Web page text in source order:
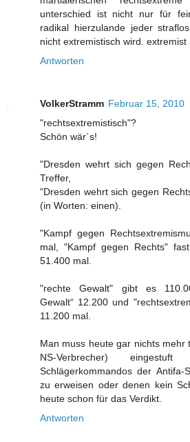
unterschied ist nicht nur für
radikal hierzulande jeder
nicht extremistisch wird. extremist
Antworten
VolkerStramm Februar 15, 2010
"rechtsextremistisch"?
Schön wär´s!
"Dresden wehrt sich gegen
Treffer,
"Dresden wehrt sich gegen
(in Worten: einen).
"Kampf gegen
mal, "Kampf gegen Rechts"
51.400 mal.
"rechte Gewalt" gibt es
Gewalt“ 12.200 und
11.200 mal.
Man muss heute gar nichts mehr
NS-Verbrecher)
Schlägerkommandos der Antifa-
zu erweisen oder denen kein
heute schon für das Verdikt.
Antworten